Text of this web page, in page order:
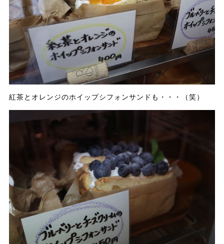
紅茶とオレンジのホイップシフォンサンドも・・・（笑）